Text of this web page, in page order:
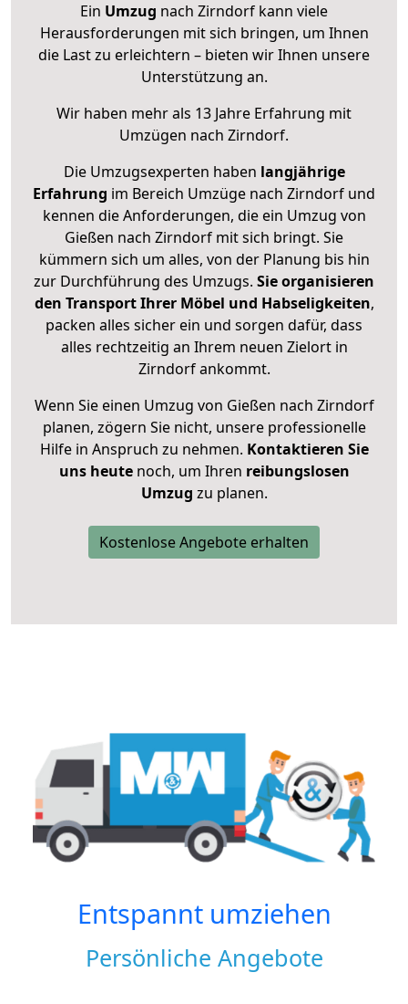
Ein Umzug nach Zirndorf kann viele
Herausforderungen mit sich bringen, um Ihnen
die Last zu erleichtern – bieten wir Ihnen unsere
Unterstützung an.
Wir haben mehr als 13 Jahre Erfahrung mit
Umzügen nach Zirndorf.
Die Umzugsexperten haben langjährige
Erfahrung im Bereich Umzüge nach Zirndorf und
kennen die Anforderungen, die ein Umzug von
Gießen nach Zirndorf mit sich bringt. Sie
kümmern sich um alles, von der Planung bis hin
zur Durchführung des Umzugs. Sie organisieren
den Transport Ihrer Möbel und Habseligkeiten,
packen alles sicher ein und sorgen dafür, dass
alles rechtzeitig an Ihrem neuen Zielort in
Zirndorf ankommt.
Wenn Sie einen Umzug von Gießen nach Zirndorf
planen, zögern Sie nicht, unsere professionelle
Hilfe in Anspruch zu nehmen. Kontaktieren Sie
uns heutenoch, um Ihren reibungslosen
Umzug zu planen.
Kostenlose Angebote erhalten
Entspannt umziehen
Persönliche Angebote